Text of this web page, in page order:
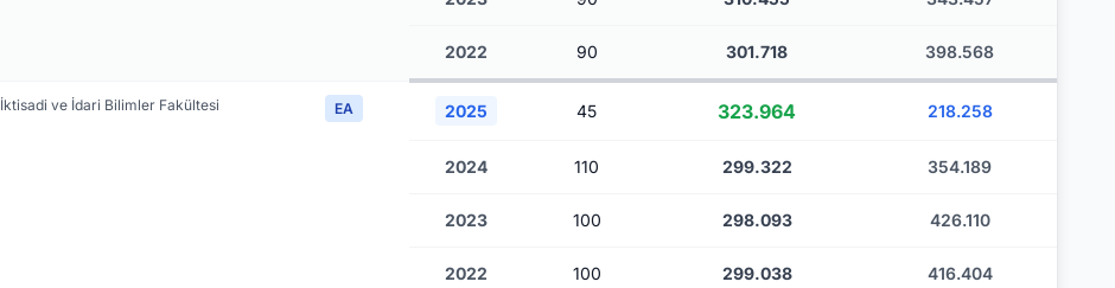
2022 90 301.718 398.568
İktisadi ve İdari Bilimler Fakültesi EA 2025 45 323.964 218.258
2024 110 299.322 354.189
2023 100 298.093 426.110
2022 100 299.038 416.404